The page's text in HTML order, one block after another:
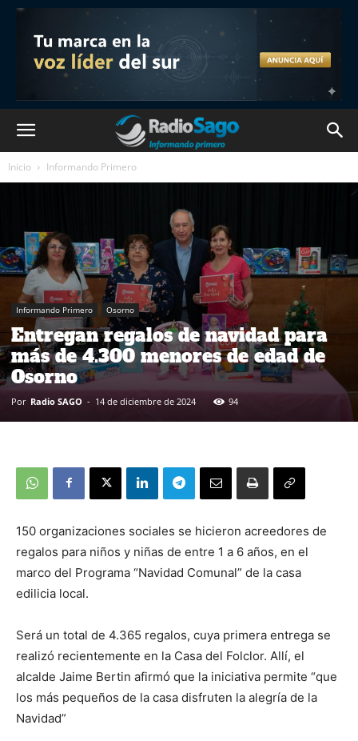
Inicio Informando Primero
Informando Primero Osorno
Entregan regalos de navidad para
más de 4.300 menores de edad de
Osorno
Por Radio SAGO - 14 de diciembre de 2024 94
150 organizaciones sociales se hicieron acreedores de
regalos para niños y niñas de entre 1 a 6 años, en el
marco del Programa “Navidad Comunal” de la casa
edilicia local.
Será un total de 4.365 regalos, cuya primera entrega se
realizó recientemente en la Casa del Folclor. Allí, el
alcalde Jaime Bertin afirmó que la iniciativa permite “que
los más pequeños de la casa disfruten la alegría de la
Navidad”